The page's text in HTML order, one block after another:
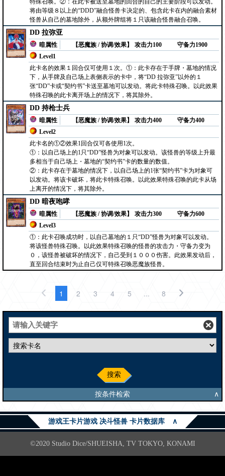
特殊召唤。②：在此卡被送至墓地的回合的自己的主要阶段可以发动。
将由等级８以上的“DDD”融合怪兽卡决定的、包含此卡在内的融合素材
怪兽从自己的墓地除外，从额外牌组将１只该融合怪兽融合召唤。
DD 拉弥亚
暗属性
【恶魔族 / 协调/效果】
Level1
攻击力100 守备力1900
此卡名的效果１回合仅可使用１次。①：此卡存在于手牌・墓地的情况
下，从手牌及自己场上表侧表示的卡中，将“DD 拉弥亚”以外的１
张“DD”卡或“契约书”卡送至墓地可以发动。将此卡特殊召唤。以此效果
特殊召唤的此卡离开场上的情况下，将其除外。
DD 持枪士兵
暗属性
【恶魔族 / 协调/效果】
Level2
攻击力400 守备力400
此卡名的①②效果1回合仅可各使用1次。
①：以自己场上的1只“DD”怪兽为对象可以发动。该怪兽的等级上升最
多相当于自己场上・墓地的“契约书”卡的数量的数值。
②：此卡存在于墓地的情况下，以自己场上的1张“契约书”卡为对象可
以发动。将该卡破坏，将此卡特殊召唤。以此效果特殊召唤的此卡从场
上离开的情况下，将其除外。
DD 暗夜咆哮
暗属性
【恶魔族 / 协调/效果】
Level3
攻击力300 守备力600
①：此卡召唤成功时，以自己墓地的１只“DD”怪兽为对象可以发动。
将该怪兽特殊召唤。以此效果特殊召唤的怪兽的攻击力・守备力变为
０，该怪兽被破坏的情况下，自己受到１０００伤害。此效果发动后，
直至回合结束时为止自己仅可特殊召唤恶魔族怪兽。
1 2 3 4 5 ... 8
搜索
按条件检索 ∧
游戏王卡片游戏 决斗怪兽 卡片数据库 ∧
©2020 Studio Dice/SHUEISHA, TV TOKYO, KONAMI